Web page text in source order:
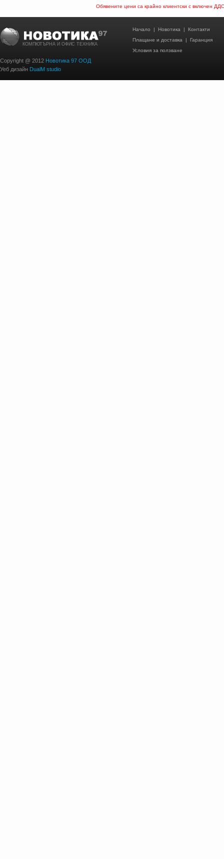
Обявените цени са крайно клиентски с включен ДДС
КОМПЮТЪРНА И ОФИС ТЕХНИКА
Copyright @ 2012 Новотика 97 ООД
Уеб дизайн DualM studio
Начало | Новотика | Контакти
Плащане и доставка | Гаранция
Условия за ползване